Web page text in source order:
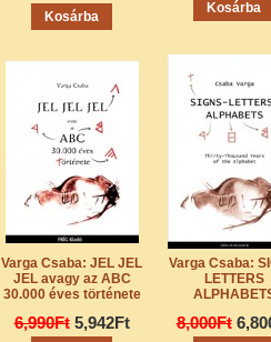
Varga Csaba: JEL JEL
JEL avagy az ABC
30.000 éves története
6,990Ft 5,942Ft
Varga Csaba:
LETTERS
8,000Ft